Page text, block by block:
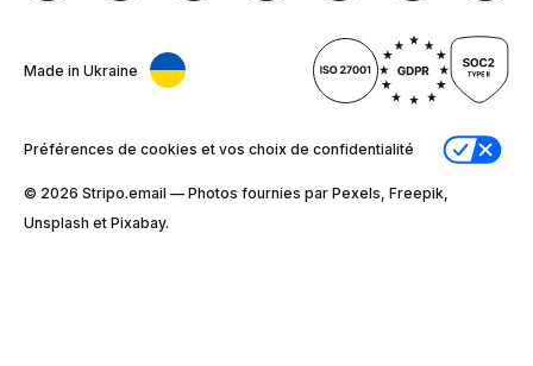
Made in Ukraine
Préférences de cookies et vos choix de confidentialité
© 2026 Stripо.email — Photos fournies par Pexels, Freepik,
Unsplash et Pixabay.